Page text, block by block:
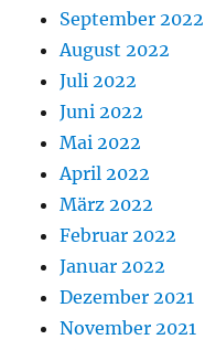
September 2022
August 2022
Juli 2022
Juni 2022
Mai 2022
April 2022
März 2022
Februar 2022
Januar 2022
Dezember 2021
November 2021